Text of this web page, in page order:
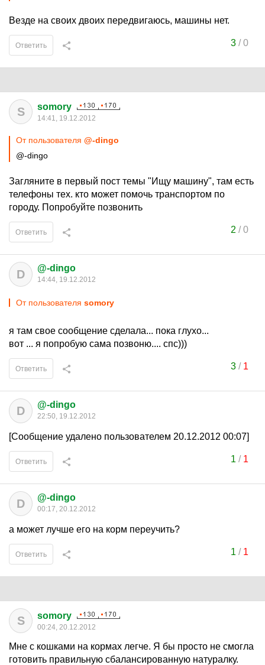
Везде на своих двоих передвигаюсь, машины нет.
3/0
Ответить
S somory
14:41, 19.12.2012
От пользователя @-dingo
@-dingo
Загляните в первый пост темы "Ищу машину", там есть
телефоны тех. кто может помочь транспортом по
городу. Попробуйте позвонить
2 /0
Ответить
D @-dingo
14:44, 19.12.2012
От пользователя somory
я там свое сообщение сделала... пока глухо...
вот ... я попробую сама позвоню.... спс)))
3/ 1
Ответить
D @-dingo
22:50, 19.12.2012
[Сообщение удалено пользователем 20.12.2012 00:07]
1 / 1
Ответить
D @-dingo
00:17, 20.12.2012
а может лучше его на корм переучить?
1 / 1
Ответить
S somory
00:24, 20.12.2012
Мне с кошками на кормах легче. Я бы просто не смогла
готовить правильную сбалансированную натуралку.